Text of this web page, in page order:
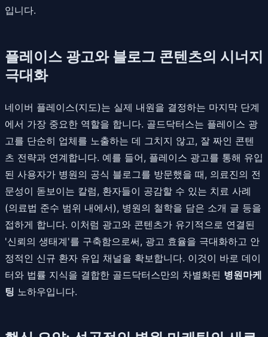
입니다.
플레이스 광고와 블로그 콘텐츠의 시너지
극대화
네이버 플레이스(지도)는 실제 내원을 결정하는 마지막 단계
에서 가장 중요한 역할을 합니다. 골드닥터스는 플레이스 광
고를 단순히 업체를 노출하는 데 그치지 않고, 잘 짜인 콘텐
츠 전략과 연계합니다. 예를 들어, 플레이스 광고를 통해 유입
된 사용자가 병원의 공식 블로그를 방문했을 때, 의료진의 전
문성이 돋보이는 칼럼, 환자들이 공감할 수 있는 치료 사례
(의료법 준수 범위 내에서), 병원의 철학을 담은 소개 글 등을
접하게 합니다. 이처럼 광고와 콘텐츠가 유기적으로 연결된
'신뢰의 생태계'를 구축함으로써, 광고 효율을 극대화하고 안
정적인 신규 환자 유입 채널을 확보합니다. 이것이 바로 데이
터와 법률 지식을 결합한 골드닥터스만의 차별화된 병원마케
팅 노하우입니다.